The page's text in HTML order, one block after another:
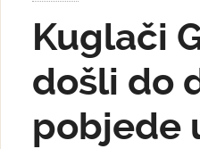
Kuglači
došli do
pobjede